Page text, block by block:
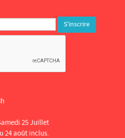
25 Juillet
24 août inclus.